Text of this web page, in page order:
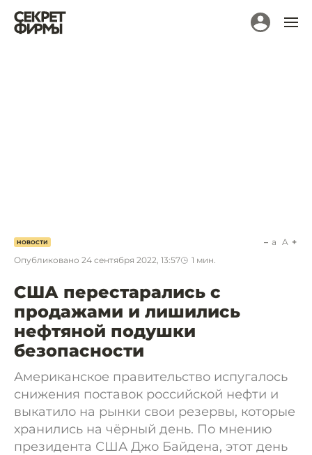
НОВОСТИ
Опубликовано 24 сентября 2022, 13:57 1 мин.
a A
США перестарались с
продажами и лишились
нефтяной подушки
безопасности
Американское правительство испугалось
снижения поставок российской нефти и
выкатило на рынки свои резервы, которые
хранились на чёрный день. По мнению
президента США Джо Байдена, этот день